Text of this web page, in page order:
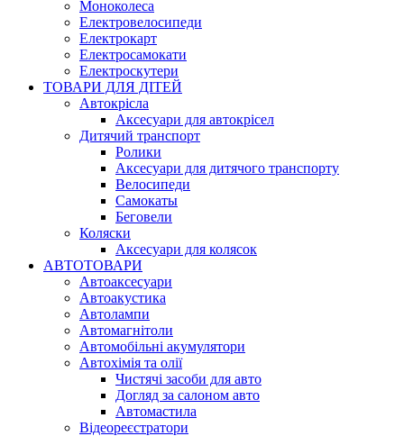
Моноколеса
Електровелосипеди
Електрокарт
Електросамокати
Електроскутери
ТОВАРИ ДЛЯ ДІТЕЙ
Автокрісла
Аксесуари для автокрісел
Дитячий транспорт
Ролики
Аксесуари для дитячого транспорту
Велосипеди
Самокаты
Беговели
Коляски
Аксесуари для колясок
АВТОТОВАРИ
Автоаксесуари
Автоакустика
Автолампи
Автомагнітоли
Автомобільні акумулятори
Автохімія та олії
Чистячі засоби для авто
Догляд за салоном авто
Автомастила
Відеореєстратори